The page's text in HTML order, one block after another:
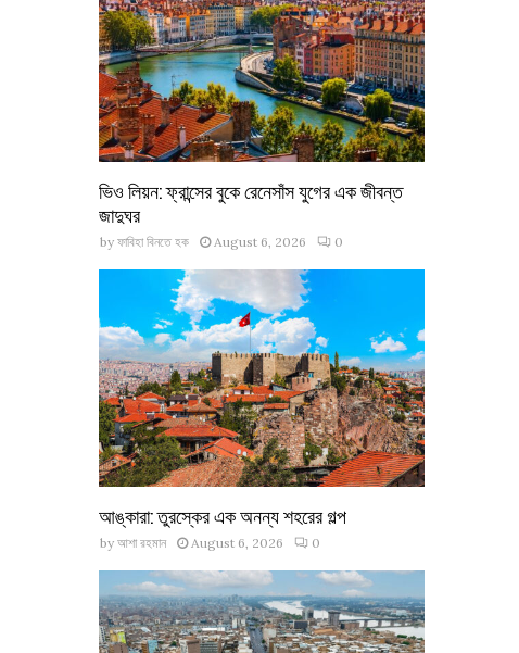
ভিও লিয়ন: ফ্রান্সের বুকে রেনেসাঁস যুগের এক জীবন্ত
জাদুঘর
by ফাবিহা বিনতে হক August 6, 2026 0
আঙ্কারা: তুরস্কের এক অনন্য শহরের গল্প
by আশা রহমান August 6, 2026 0